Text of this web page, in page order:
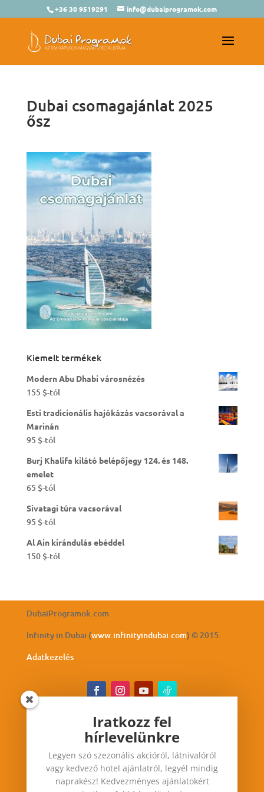
+36 30 9519291 info@dubaiprogramok.com
Dubai csomagajánlat 2025
ősz
Kiemelt termékek
Modern Abu Dhabi városnézés
155 $-tól
Esti tradicionális hajókázás vacsorával a
Marinán
95 $-tól
Burj Khalifa kilátó belépőjegy 124. és 148.
emelet
65 $-tól
Sivatagi túra vacsorával
95 $-tól
Al Ain kirándulás ebéddel
150 $-tól
DubaiProgramok.com
Infinity in Dubai (www.infinityindubai.com) © 2015.
Adatkezelés
Iratkozz fel hírlevelünkre
Legyen szó szezonális akcióról, látnivalóról vagy
kedvező hotel ajánlatról, legyél mindig
Iratkozz fel
hírlevelünkre
Legyen szó szezonális akcióról, látnivalóról
vagy kedvező hotel ajánlatról, legyél mindig
naprakész! Kedvezményes ajánlatokért